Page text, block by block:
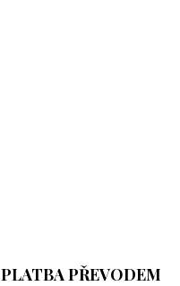
PLATBA PŘEVODEM